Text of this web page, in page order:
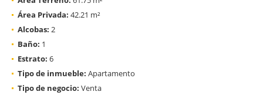
Área Privada: 42.21 m²
Alcobas: 2
Baño: 1
Estrato: 6
Tipo de inmueble: Apartamento
Tipo de negocio: Venta